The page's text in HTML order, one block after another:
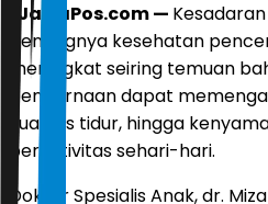
JawaPos.com —
pentingnya kesehatan
meningkat seiring temuan
pencernaan dapat
kualitas tidur, hingga
beraktivitas sehari-hari.
Dokter Spesialis Anak, dr.